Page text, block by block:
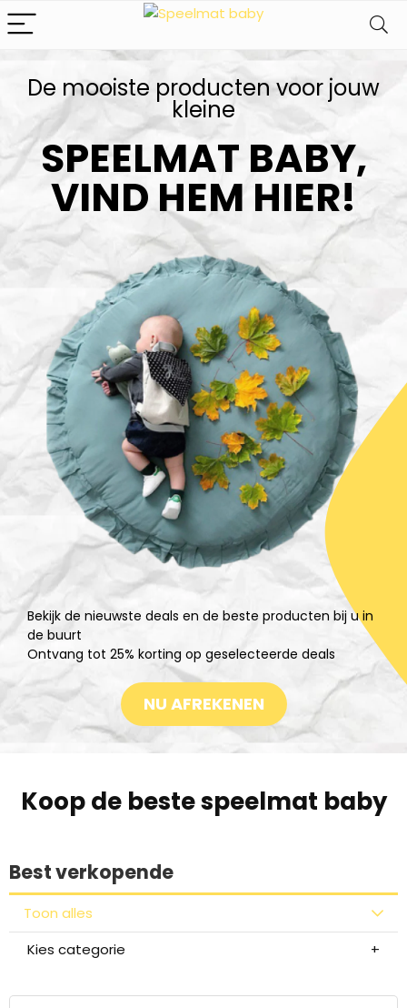
De mooiste producten voor jouw
kleine​
SPEELMAT BABY,
VIND HEM HIER!
Bekijk de nieuwste deals en de beste producten bij u in
de buurt
Ontvang tot 25% korting op geselecteerde deals
NU AFREKENEN
Koop de beste speelmat baby
Best verkopende
Toon alles
Kies categorie